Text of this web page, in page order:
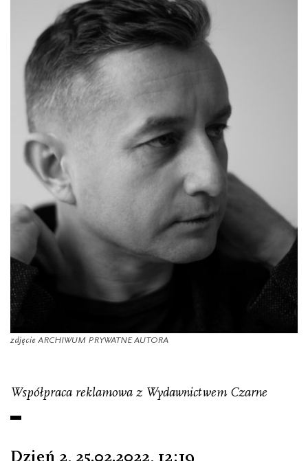
zdjęcie ARCHIWUM PRYWATNE AUTORA
Współpraca reklamowa z Wydawnictwem Czarne
Dzień 2, 25.02.2022, 12 : 19